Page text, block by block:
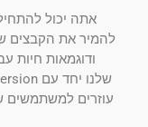
להמיר את הקבצים